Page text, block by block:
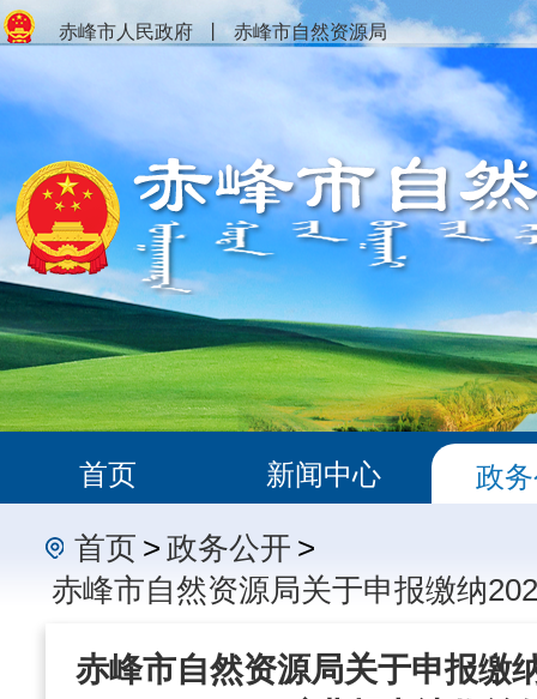
赤峰市人民政府 赤峰市自然资源局
首页 新闻中心 政
首页 > 政务公开 >
赤峰市自然资源局关于申报缴纳
赤峰市自然资源局关于申报缴